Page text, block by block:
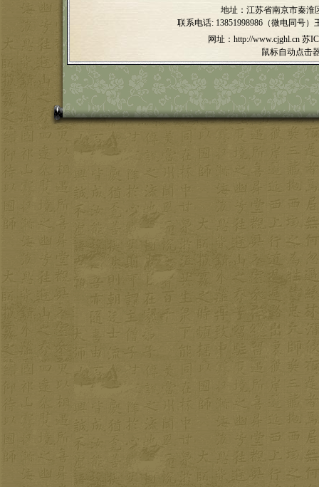
地址：江苏省南京市秦淮
联系电话: 13851998986（微电同号）
网址：http://www.cjghl.cn 苏
鼠标自动点击